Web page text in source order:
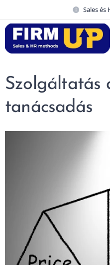
Sales és
Szolgáltatás
tanácsadás